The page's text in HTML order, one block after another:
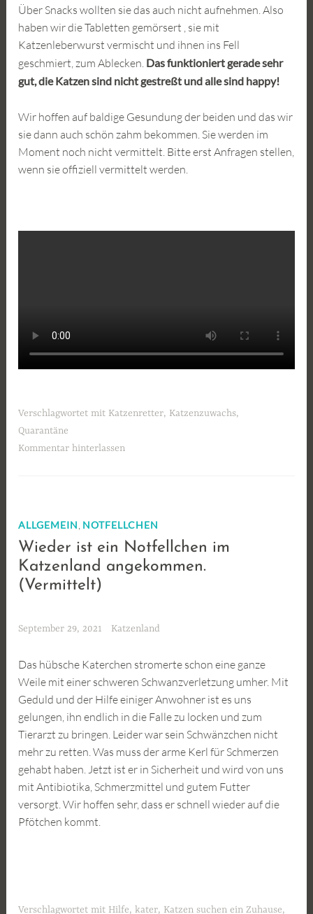
Über Snacks wollten sie das auch nicht aufnehmen. Also
haben wir die Tabletten gemörsert , sie mit
Katzenleberwurst vermischt und ihnen ins Fell
geschmiert, zum Ablecken. Das funktioniert gerade sehr
gut, die Katzen sind nicht gestreßt und alle sind happy!
Wir hoffen auf baldige Gesundung der beiden und das wir
sie dann auch schön zahm bekommen. Sie werden im
Moment noch nicht vermittelt. Bitte erst Anfragen stellen,
wenn sie offiziell vermittelt werden.
Verschlagwortet mit Katzenretter, Katzenzuwachs,
Quarantäne
Kommentar hinterlassen
ALLGEMEIN, NOTFELLCHEN
Wieder ist ein Notfellchen im
Katzenland angekommen.
(Vermittelt)
September 29, 2021 Katzenland
Das hübsche Katerchen stromerte schon eine ganze
Weile mit einer schweren Schwanzverletzung umher. Mit
Geduld und der Hilfe einiger Anwohner ist es uns
gelungen, ihn endlich in die Falle zu locken und zum
Tierarzt zu bringen. Leider war sein Schwänzchen nicht
mehr zu retten. Was muss der arme Kerl für Schmerzen
gehabt haben. Jetzt ist er in Sicherheit und wird von uns
mit Antibiotika, Schmerzmittel und gutem Futter
versorgt. Wir hoffen sehr, dass er schnell wieder auf die
Pfötchen kommt.
Verschlagwortet mit Hilfe,kater, Katzen suchen ein Zuhause,